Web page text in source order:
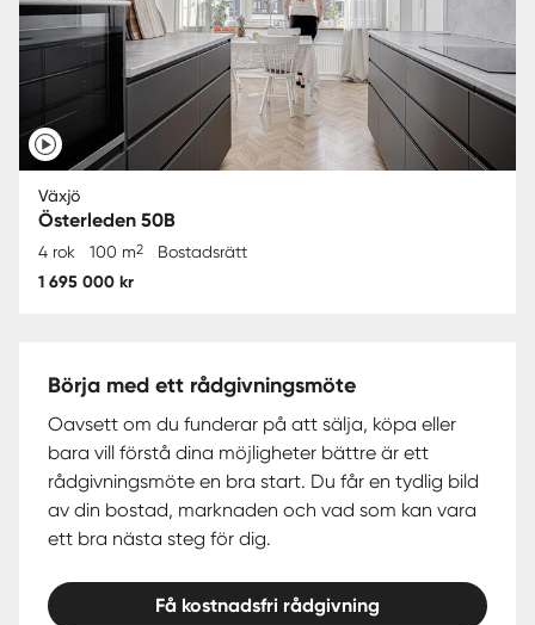
Växjö
Österleden 50B
4 rok 100 m2 Bostadsrätt
1 695 000 kr
Börja med ett rådgivningsmöte
Oavsett om du funderar på att sälja, köpa eller
bara vill förstå dina möjligheter bättre är ett
rådgivningsmöte en bra start. Du får en tydlig bild
av din bostad, marknaden och vad som kan vara
ett bra nästa steg för dig.
Få kostnadsfri rådgivning